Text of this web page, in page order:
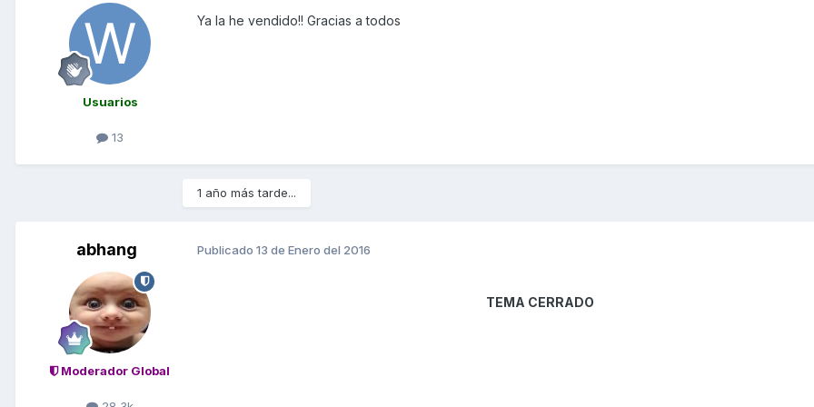
Usuarios
13
Ya la he vendido!! Gracias a todos
1 año más tarde...
abhang
Moderador Global
Publicado 13 de Enero del 2016
TEMA CERRADO